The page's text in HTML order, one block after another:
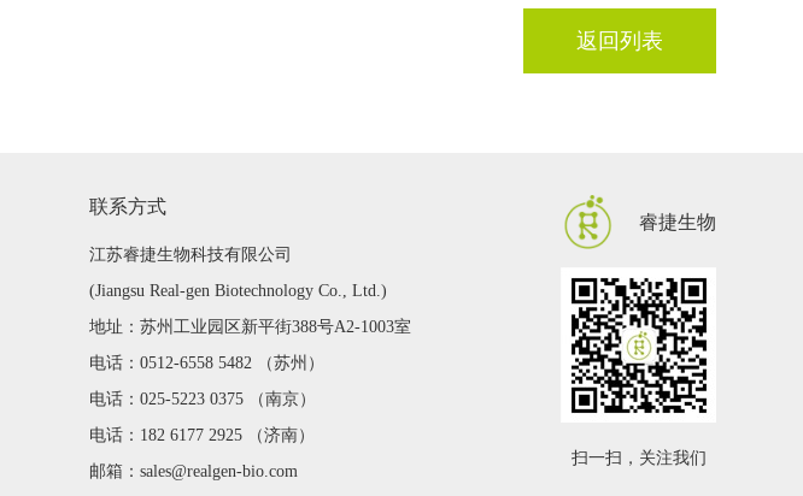
返回列表
联系方式
江苏睿捷生物科技有限公司
(Jiangsu Real-gen Biotechnology Co., Ltd.)
地址：苏州工业园区新平街388号A2-1003室
电话：0512-6558 5482 （苏州）
电话：025-5223 0375 （南京）
电话：182 6177 2925 （济南）
邮箱：sales@realgen-bio.com
睿捷生物
扫一扫，关注我们